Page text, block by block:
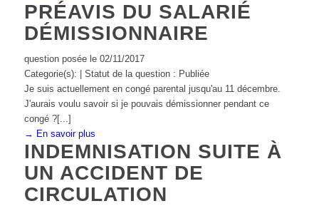
PRÉAVIS DU SALARIÉ
DÉMISSIONNAIRE
question posée le 02/11/2017
Categorie(s): | Statut de la question : Publiée
Je suis actuellement en congé parental jusqu'au 11 décembre.
J'aurais voulu savoir si je pouvais démissionner pendant ce
congé ?[...]
→ En savoir plus
INDEMNISATION SUITE À
UN ACCIDENT DE
CIRCULATION